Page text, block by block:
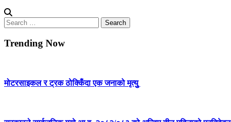
Search
for:
Trending Now
मोटरसाइकल र ट्रक ठोक्किँदा एक जनाको मृत्युु